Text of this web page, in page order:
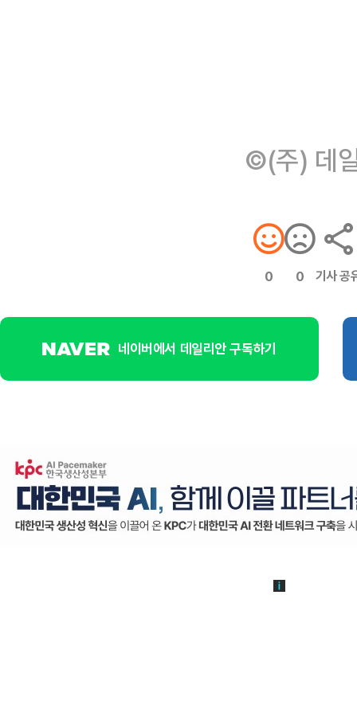
©(주) 데
0 0 기사 공
네이버에서 데일리안 구독하기